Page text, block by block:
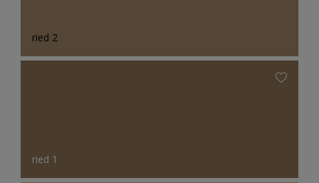
ried 2
ried 1